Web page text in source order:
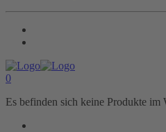
0
Es befinden sich keine Produkte im